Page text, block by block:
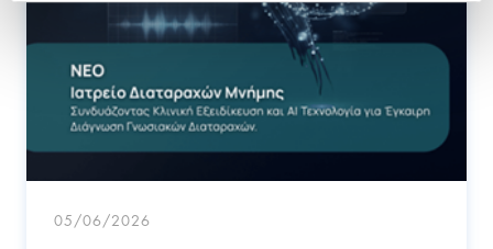
05/06/2026